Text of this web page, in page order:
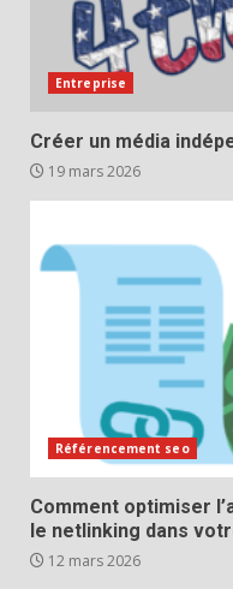
Entreprise
Créer un média
19 mars 2026
Référencement seo
Comment optimiser
le netlinking dans
12 mars 2026